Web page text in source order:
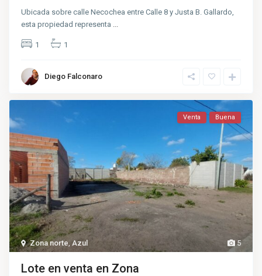
Ubicada sobre calle Necochea entre Calle 8 y Justa B. Gallardo,
esta propiedad representa
1 1
Diego Falconaro
5
Zona norte Azul
Venta Buena
Lote en venta en Zona